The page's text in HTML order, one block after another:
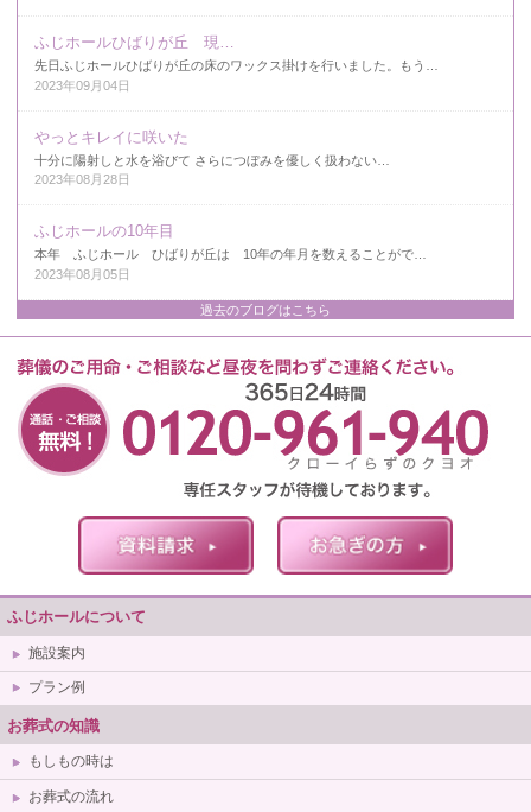
ふじホールひばりが丘 現…
先日ふじホールひばりが丘の床のワックス掛けを行いました。もう…
2023年09月04日
やっとキレイに咲いた
十分に陽射しと水を浴びて さらにつぼみを優しく扱わない…
2023年08月28日
ふじホールの10年目
本年 ふじホール ひばりが丘は 10年の年月を数えることがで…
2023年08月05日
過去のブログはこちら
ふじホールについて
施設案内
プラン例
お葬式の知識
もしもの時は
お葬式の流れ